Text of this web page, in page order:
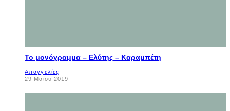
Το μονόγραμμα – Ελύτης – Καραμπέτη
Απαγγελίες
29 Μαΐου 2019